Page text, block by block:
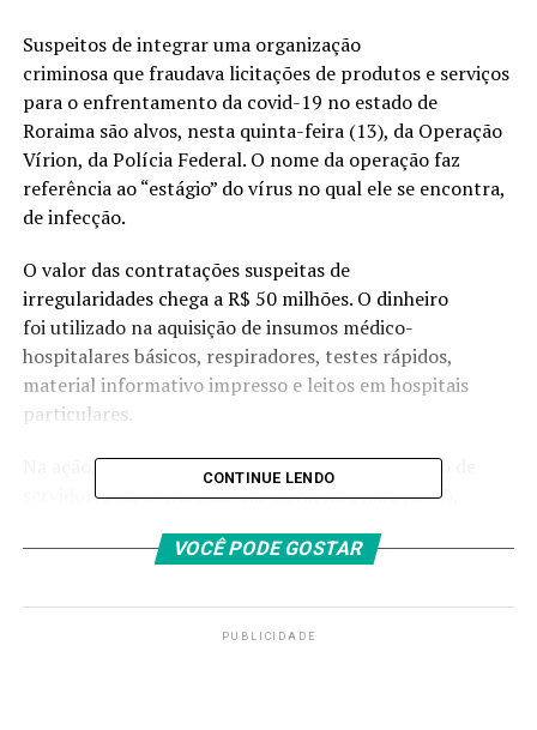
Suspeitos de integrar uma organização
criminosa que fraudava licitações de produtos e serviços
para o enfrentamento da covid-19 no estado de
Roraima são alvos, nesta quinta-feira (13), da Operação
Vírion, da Polícia Federal. O nome da operação faz
referência ao “estágio” do vírus no qual ele se encontra,
de infecção.
O valor das contratações suspeitas de
irregularidades chega a R$ 50 milhões. O dinheiro
foi utilizado na aquisição de insumos médico-
hospitalares básicos, respiradores, testes rápidos,
material informativo impresso e leitos em hospitais
particulares.
Na ação, mais de 150 policiais federais, com apoio de
servidores da Controladoria-Geral da União (CGU),
estados – Amazonas, Bahia, Goiás, Minas Gerais, Rio
Distrito Federal. Os mandados foram expedidos pelo
Tribunal Regional Federal da 1ª Região.
CONTINUE LENDO
VOCÊ PODE GOSTAR
PUBLICIDADE